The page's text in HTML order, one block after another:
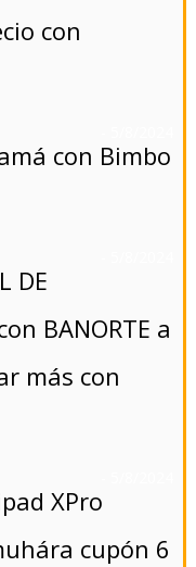
con
con Bimbo
DE
BANORTE a
más con
XPro
cupón 6